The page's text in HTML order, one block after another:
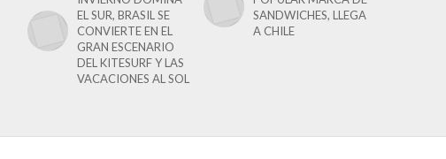
EL SUR, BRASIL SE
CONVIERTE EN EL
GRAN ESCENARIO
DEL KITESURF Y LAS
VACACIONES AL SOL
SANDWICHES, LLEGA
A CHILE